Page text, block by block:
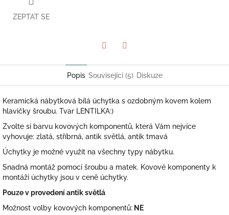
ZEPTAT SE
Popis Související (5) Diskuze
Keramická nábytková bílá úchytka s ozdobným kovem kolem
hlavičky šroubu. Tvar LENTILKA:)
Zvolte si barvu kovových komponentů, která Vám nejvíce
vyhovuje: zlatá, stříbrná, antik světlá, antik tmavá
Úchytky je možné využít na všechny typy nábytku.
Snadná montáž pomocí šroubu a matek. Kovové komponenty k
montáži úchytky jsou v ceně úchytky.
Pouze v provedení antik světlá
Možnost volby kovových komponentů: NE